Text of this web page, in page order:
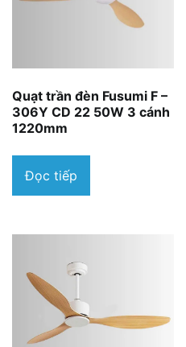
Quạt trần đèn Fusumi F –
306Y CD 22 50W 3 cánh
1220mm
Đọc tiếp